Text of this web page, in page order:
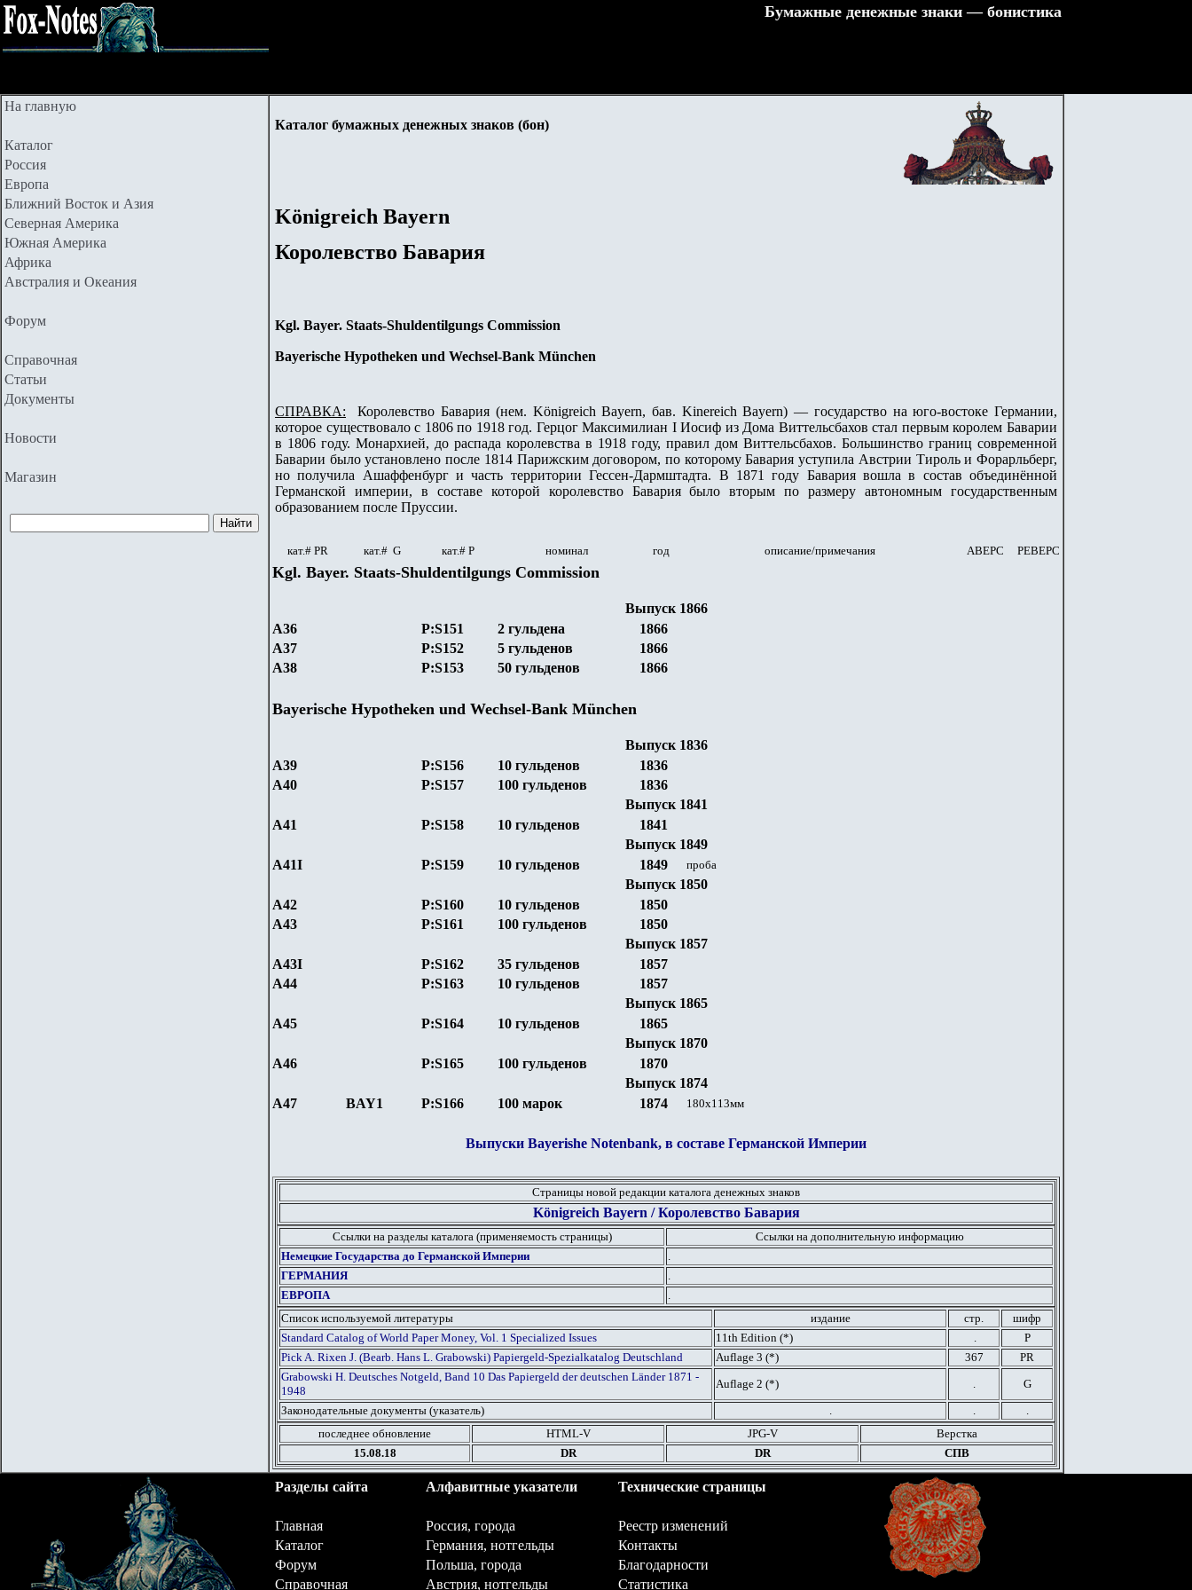
Бумажные денежные знаки — бонистика
На главную
Каталог
Россия
Европа
Ближний Восток и Азия
Северная Америка
Южная Америка
Африка
Австралия и Океания
Форум
Справочная
Статьи
Документы
Новости
Магазин
Каталог бумажных денежных знаков (бон)
Königreich Bayern
Королевство Бавария
Kgl. Bayer. Staats-Shuldentilgungs Commission
Bayerische Hypotheken und Wechsel-Bank München
CПРАВКА: Королевство Бавария (нем. Königreich Bayern, бав. Kinereich Bayern) — государство на юго-востоке Германии,
которое существовало с 1806 по 1918 год. Герцог Максимилиан I Иосиф из Дома Виттельсбахов стал первым королем Баварии
в 1806 году. Монархией, до распада королевства в 1918 году, правил дом Виттельсбахов. Большинство границ современной
Баварии было установлено после 1814 Парижским договором, по которому Бавария уступила Австрии Тироль и Форарльберг,
но получила Ашаффенбург и часть территории Гессен-Дармштадта. В 1871 году Бавария вошла в состав объединённой
Германской империи, в составе которой королевство Бавария было вторым по размеру автономным государственным
образованием после Пруссии.
кат.# PR кат.# G кат.# P номинал год описание/примечания АВЕРС РЕВЕРС
Kgl. Bayer. Staats-Shuldentilgungs Commission
Выпуск 1866
A36
P:S151 2 гульдена
1866
A37
P:S152 5 гульденов
1866
A38
P:S153 50 гульденов 1866
Bayerische Hypotheken und Wechsel-Bank München
Выпуск 1836
A39
P:S156 10 гульденов
1836
A40
P:S157 100 гульденов
1836
Выпуск 1841
A41
P:S158 10 гульденов
1841
Выпуск 1849
A41I
P:S159 10 гульденов 1849 проба
Выпуск 1850
A42 P:S160 10 гульденов
1850
A43 P:S161 100 гульденов
1850
Выпуск 1857
A43I
P:S162 35 гульденов
1857
A44
P:S163 10 гульденов
1857
Выпуск 1865
A45
P:S164 10 гульденов
1865
Выпуск 1870
A46
P:S165 100 гульденов
1870
Выпуск 1874
A47
BAY1 P:S166 100 марок 1874 180х113мм
Выпуски Bayerishe Notenbank, в составе Германской Империи
Страницы новой редакции каталога денежных знаков
Königreich Bayern / Королевство Бавария
Ссылки на разделы каталога (применяемость страницы)
Ссылки на дополнительную информацию
Немецкие Государства до Германской Империи
.
ГЕРМАНИЯ
.
ЕВРОПА
.
Список используемой литературы
издание стр.
шифр
Standard Catalog of World Paper Money, Vol. 1 Specialized Issues
11th Edition (*) .
Р
Pick A. Rixen J. (Bearb. Hans L. Grabowski) Papiergeld-Spezialkatalog Deutschland
Auflage 3 (*) 367
PR
Grabowski H. Deutsches Notgeld, Band 10 Das Papiergeld der deutschen Länder 1871 -
1948
Auflage 2 (*) .
G
Законодательные документы (указатель)
. .
.
последнее обновление
HTML-V JPG-V
Верстка
15.08.18
DR DR СПВ
Разделы сайта Алфавитные указатели Технические страницы
Главная Россия, города
Реестр изменений
Каталог
Германия, нотгельды
Контакты
Форум
Польша, города
Благодарности
Справочная
Австрия, нотгельды Статистика